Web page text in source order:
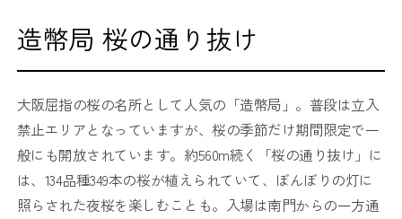
造幣局 桜の通り抜け
大阪屈指の桜の名所として人気の「造幣局」。普段は立入
禁止エリアとなっていますが、桜の季節だけ期間限定で一
般にも開放されています。約560m続く「桜の通り抜け」に
は、134品種349本の桜が植えられていて、ぼんぼりの灯に
照らされた夜桜を楽しむことも。入場は南門からの一方通